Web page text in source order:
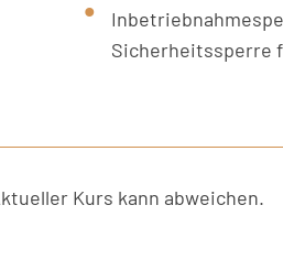
Sicherheitssperre
Kurs kann abweichen.